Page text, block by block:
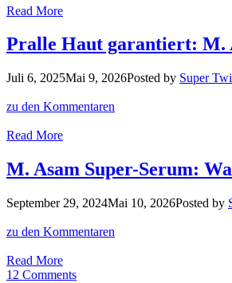
Read MoreVitamin
Serum
für
Haut:
Bestenliste
strahlende
Pralle Haut garantiert: M.
Juli 6, 2025Mai 9, 2026Posted by Super
zu den Kommentaren
Read MorePralle
garantiert:
M.
Aqua
Hyaluron
M. Asam Super-Serum:
September 29, 2024Mai 10, 2026Posted by
zu den Kommentaren
Read MoreM.
Asam
12 Comments